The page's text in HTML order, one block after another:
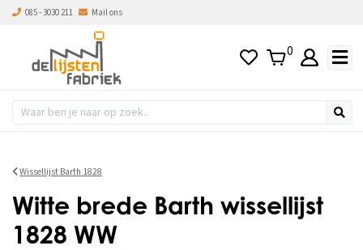
085 - 3030 211 Mail ons
0
Wissellijst Barth 1828
Witte brede Barth wissellijst
1828 WW